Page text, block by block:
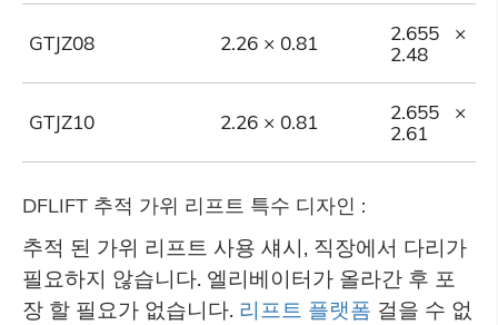
GTJZ08 2.26 × 0.81
2.655 ×
2.48
GTJZ10 2.26 × 0.81
2.655 ×
2.61
DFLIFT 추적 가위 리프트 특수 디자인 :
추적 된 가위 리프트 사용 섀시, 직장에서 다리가
필요하지 않습니다. 엘리베이터가 올라간 후 포
장 할 필요가 없습니다. 리프트 플랫폼 걸을 수 없